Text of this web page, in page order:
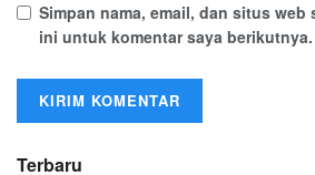
Simpan nama, email, dan situs web
ini untuk komentar saya berikutnya.
Terbaru